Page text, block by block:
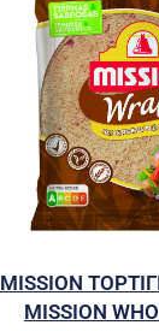
MISSION
MISSION